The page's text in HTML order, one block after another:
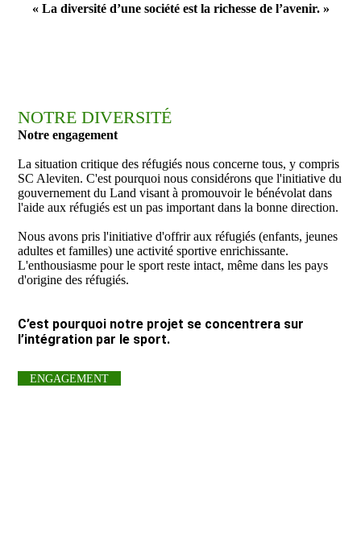
« La diversité d’une société est la richesse de l’avenir. »
NOTRE DIVERSITÉ
Notre engagement
La situation critique des réfugiés nous concerne tous, y compris
SC Aleviten. C'est pourquoi nous considérons que l'initiative du
gouvernement du Land visant à promouvoir le bénévolat dans
l'aide aux réfugiés est un pas important dans la bonne direction.
Nous avons pris l'initiative d'offrir aux réfugiés (enfants, jeunes
adultes et familles) une activité sportive enrichissante.
L'enthousiasme pour le sport reste intact, même dans les pays
d'origine des réfugiés.
C’est pourquoi notre projet se concentrera sur
l’intégration par le sport.
ENGAGEMENT